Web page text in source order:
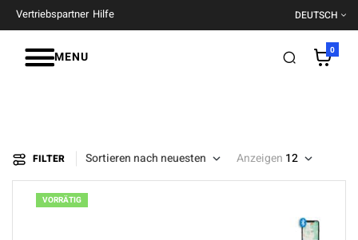
Vertriebspartner Hilfe DEUTSCH
MENU 0
FILTER Sortieren nach neuesten Anzeigen 12
VORRÄTIG